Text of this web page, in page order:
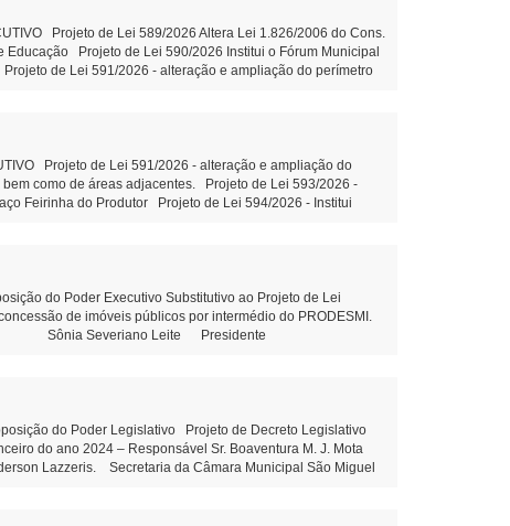
Projeto de Lei 589/2026 Altera Lei 1.826/2006 do Cons.
Projeto de Lei 590/2026 Institui o Fórum Municipal
de Lei 591/2026 - alteração e ampliação do perímetro
Federal e outras providências - Tramitação Legal Projeto
Legal Objetivo: Terceirização da gestão hospitalar
piso salarial de servidores do quadro de pessoal efetivo
81/2026: Construção de uma Creche no Distrito de
terceirizada, para manutenção da rede de iluminação
Projeto de Lei 591/2026 - alteração e ampliação do
como de áreas adjacentes. Projeto de Lei 593/2026 -
Feirinha do Produtor Projeto de Lei 594/2026 - Institui
Municipal de Educação Tramitação Legal Objetivo:
Municipal de Educação – Tramitação Legal Objetivo: Dispõe
Resolução 03/2026 - Prorroga o prazo para conclusão dos
outras providências. Projeto de Lei 592/2026 - Altera piso
do cargo Aux.de Serviços gerais - leitura Indicação
Maria Dall’Oglio Cavalca Autor: Vereador Evandro Ghellere
Dandolini Sônia Severiano
do Poder Executivo Substitutivo ao Projeto de Lei
de imóveis públicos por intermédio do PRODESMI.
Sônia Severiano Leite Presidente
do Poder Legislativo Projeto de Decreto Legislativo
do ano 2024 – Responsável Sr. Boaventura M. J. Mota
Lazzeris. Secretaria da Câmara Municipal São Miguel